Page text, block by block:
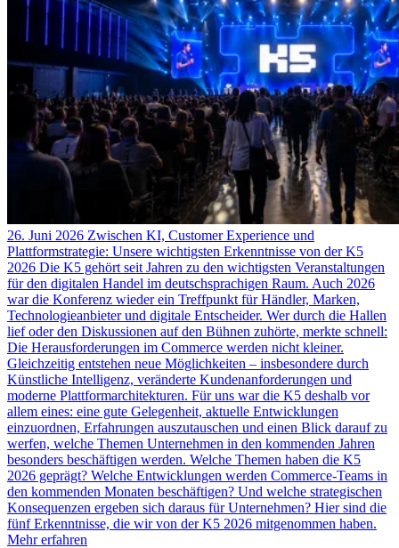
26. Juni 2026 Zwischen KI, Customer Experience und
Plattformstrategie: Unsere wichtigsten Erkenntnisse von der K5
2026 Die K5 gehört seit Jahren zu den wichtigsten Veranstaltungen
für den digitalen Handel im deutschsprachigen Raum. Auch 2026
war die Konferenz wieder ein Treffpunkt für Händler, Marken,
Technologieanbieter und digitale Entscheider. Wer durch die Hallen
lief oder den Diskussionen auf den Bühnen zuhörte, merkte schnell:
Die Herausforderungen im Commerce werden nicht kleiner.
Gleichzeitig entstehen neue Möglichkeiten – insbesondere durch
Künstliche Intelligenz, veränderte Kundenanforderungen und
moderne Plattformarchitekturen. Für uns war die K5 deshalb vor
allem eines: eine gute Gelegenheit, aktuelle Entwicklungen
einzuordnen, Erfahrungen auszutauschen und einen Blick darauf zu
werfen, welche Themen Unternehmen in den kommenden Jahren
besonders beschäftigen werden. Welche Themen haben die K5
2026 geprägt? Welche Entwicklungen werden Commerce-Teams in
den kommenden Monaten beschäftigen? Und welche strategischen
Konsequenzen ergeben sich daraus für Unternehmen? Hier sind die
fünf Erkenntnisse, die wir von der K5 2026 mitgenommen haben.
Mehr erfahren